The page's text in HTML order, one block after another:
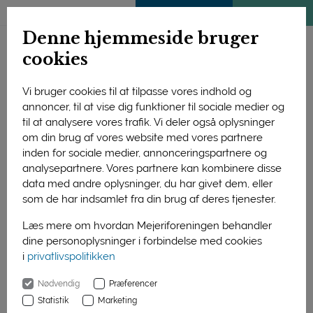
Denne hjemmeside bruger
cookies
Vi bruger cookies til at tilpasse vores indhold og
annoncer, til at vise dig funktioner til sociale medier og
til at analysere vores trafik. Vi deler også oplysninger
om din brug af vores website med vores partnere
inden for sociale medier, annonceringspartnere og
analysepartnere. Vores partnere kan kombinere disse
data med andre oplysninger, du har givet dem, eller
som de har indsamlet fra din brug af deres tjenester.
Læs mere om hvordan Mejeriforeningen behandler
dine personoplysninger i forbindelse med cookies
i privatlivspolitikken
Nødvendig
Præferencer
Statistik
Marketing
Hvilke butikker er bedst til at sælge mejeriprodukter?